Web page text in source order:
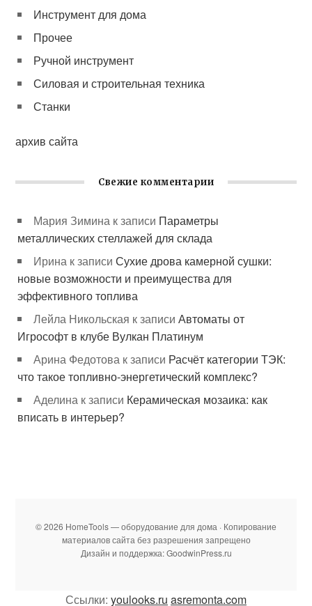
Инструмент для дома
Прочее
Ручной инструмент
Силовая и строительная техника
Станки
архив сайта
Свежие комментарии
Мария Зимина к записи Параметры
металлических стеллажей для склада
Ирина к записиСухие дрова камерной сушки:
новые возможности и преимущества для
эффективного топлива
Лейла Никольская к записиАвтоматы от
Игрософт в клубе Вулкан Платинум
Арина Федотова к записи Расчёт категории ТЭК:
что такое топливно-энергетический комплекс?
Аделина к записи Керамическая мозаика: как
вписать в интерьер?
© 2026 HomeTools — оборудование для дома · Копирование
материалов сайта без разрешения запрещено
Дизайн и поддержка: GoodwinPress.ru
Ссылки: youlooks.ru asremonta.com